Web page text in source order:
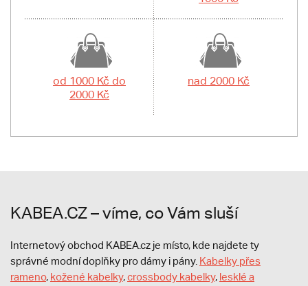
od 1000 Kč do
2000 Kč
nad 2000 Kč
KABEA.CZ – víme, co Vám sluší
Internetový obchod KABEA.cz je místo, kde najdete ty
správné modní doplňky pro dámy i pány. Kabelky přes
rameno, kožené kabelky,crossbody kabelky, lesklé a